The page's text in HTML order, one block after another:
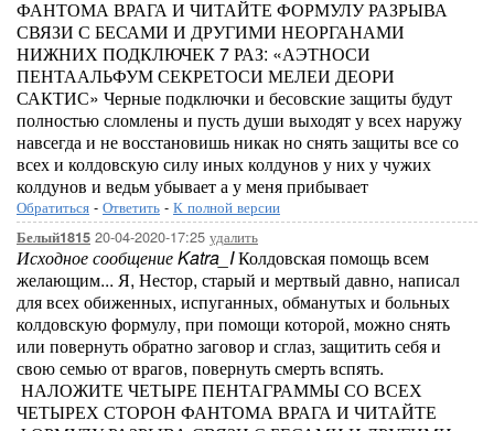
ФАНТОМА ВРАГА И ЧИТАЙТЕ ФОРМУЛУ РАЗРЫВА
СВЯЗИ С БЕСАМИ И ДРУГИМИ НЕОРГАНАМИ
НИЖНИХ ПОДКЛЮЧЕК 7 РАЗ: «АЭТНОСИ
ПЕНТААЛЬФУМ СЕКРЕТОСИ МЕЛЕИ ДЕОРИ
САКТИС» Черные подключки и бесовские защиты будут
полностью сломлены и пусть души выходят у всех наружу
навсегда и не восстановишь никак но снять защиты все со
всех и колдовскую силу иных колдунов у них у чужих
колдунов и ведьм убывает а у меня прибывает
Обратиться - Ответить - К полной версии
Белый1815 20-04-2020-17:25 удалить
Исходное сообщение Katra_IКолдовская помощь всем
желающим... Я, Нестор, старый и мертвый давно, написал
для всех обиженных, испуганных, обманутых и больных
колдовскую формулу, при помощи которой, можно снять
или повернуть обратно заговор и сглаз, защитить себя и
свою семью от врагов, повернуть смерть вспять.
НАЛОЖИТЕ ЧЕТЫРЕ ПЕНТАГРАММЫ СО ВСЕХ
ЧЕТЫРЕХ СТОРОН ФАНТОМА ВРАГА И ЧИТАЙТЕ